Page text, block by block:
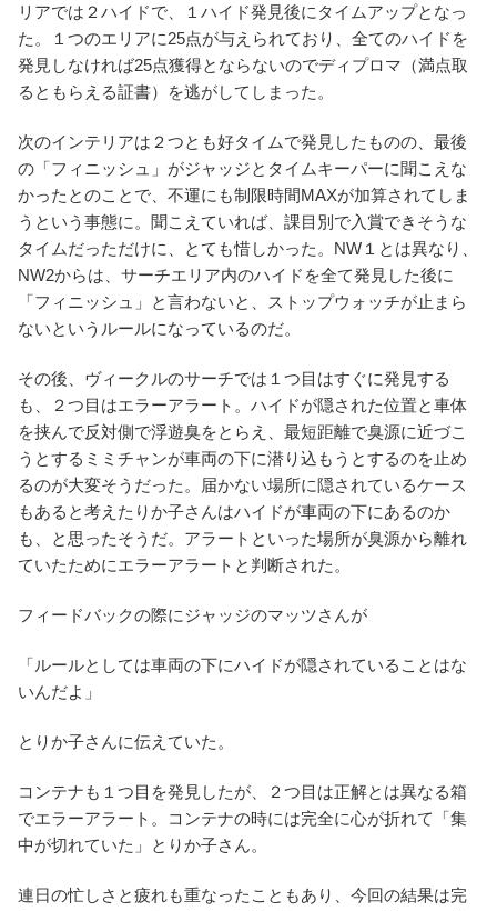
リアでは２ハイドで、１ハイド発見後にタイムアップとなっ
た。１つのエリアに25点が与えられており、全てのハイドを
発見しなければ25点獲得とならないのでディプロマ（満点取
るともらえる証書）を逃がしてしまった。
次のインテリアは２つとも好タイムで発見したものの、最後
の「フィニッシュ」がジャッジとタイムキーパーに聞こえな
かったとのことで、不運にも制限時間MAXが加算されてしま
うという事態に。聞こえていれば、課目別で入賞できそうな
タイムだっただけに、とても惜しかった。NW１とは異なり、
NW2からは、サーチエリア内のハイドを全て発見した後に
「フィニッシュ」と言わないと、ストップウォッチが止まら
ないというルールになっているのだ。
その後、ヴィークルのサーチでは１つ目はすぐに発見する
も、２つ目はエラーアラート。ハイドが隠された位置と車体
を挟んで反対側で浮遊臭をとらえ、最短距離で臭源に近づこ
うとするミミチャンが車両の下に潜り込もうとするのを止め
るのが大変そうだった。届かない場所に隠されているケース
もあると考えたりか子さんはハイドが車両の下にあるのか
も、と思ったそうだ。アラートといった場所が臭源から離れ
ていたためにエラーアラートと判断された。
フィードバックの際にジャッジのマッツさんが
「ルールとしては車両の下にハイドが隠されていることはな
いんだよ」
とりか子さんに伝えていた。
コンテナも１つ目を発見したが、２つ目は正解とは異なる箱
でエラーアラート。コンテナの時には完全に心が折れて「集
中が切れていた」とりか子さん。
連日の忙しさと疲れも重なったこともあり、今回の結果は完